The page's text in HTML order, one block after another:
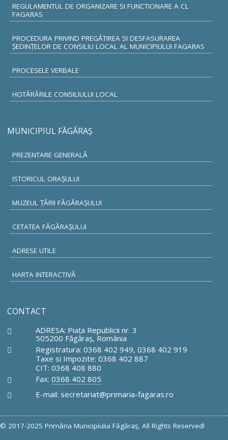
REGULAMENTUL DE ORGANIZARE SI FUNCTIONARE A CL
FAGARAS
PROCEDURA PRIVIND PREGĂTIREA SI DESFASURAREA
ȘEDINȚELOR DE CONSILIU LOCAL AL MUNICIPIULUI FAGARAS
PROCESELE VERBALE
HOTĂRÂRILE CONSILIULUI LOCAL
MUNICIPIUL FĂGĂRAŞ
PREZENTARE GENERALĂ
ISTORICUL ORAŞULUI
MUZEUL ŢĂRII FĂGĂRAŞULUI
CETATEA FĂGĂRAŞULUI
ADRESE UTILE
HARTA INTERACTIVĂ
CONTACT
ADRESA: Piaţa Republicii nr. 3
505200 Făgăraş, România
Registratura: 0368 402 949, 0368 402 919
Taxe si Impozite: 0368 402 887
CIT: 0368 408 880
Fax: 0368 402 805
E-mail: secretariat@primaria-fagaras.ro
© 2017-2025 Primăria Municipiului Făgăraş, All Rights Reserved!